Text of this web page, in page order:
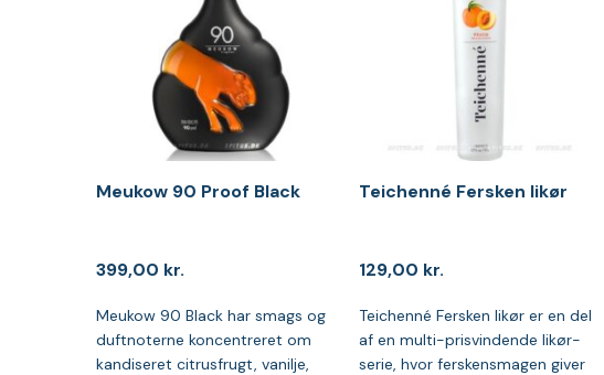
Meukow 90 Proof Black
399,00 kr.
Meukow 90 Black har smags og
duftnoterne koncentreret om
kandiseret citrusfrugt, vanilje,
Teichenné Fersken likør
129,00 kr.
Teichenné Fersken likør er en del
af en multi-prisvindende likør-
serie, hvor ferskensmagen giver